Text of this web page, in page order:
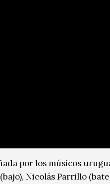
por los músicos
Nicolás Parrillo